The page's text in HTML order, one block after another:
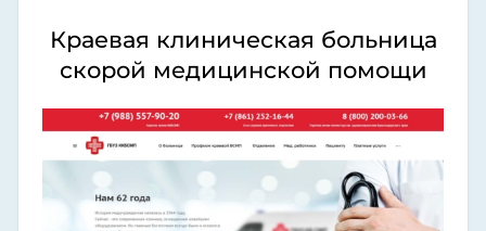
Краевая клиническая больница
скорой медицинской помощи